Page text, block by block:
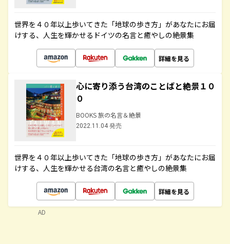
世界を４０年以上歩いてきた「地球の歩き方」があなたにお届
けする、人生を輝かせるドイツの名言と癒やしの絶景集
詳細を見る
心に寄り添う台湾のことばと絶景１０
０
BOOKS 旅の名言＆絶景
2022.11.04 発売
世界を４０年以上歩いてきた「地球の歩き方」があなたにお届
けする、人生を輝かせる台湾の名言と癒やしの絶景集
詳細を見る
AD